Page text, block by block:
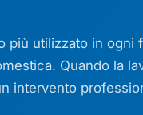
più utilizzato in ogni
Quando la
intervento